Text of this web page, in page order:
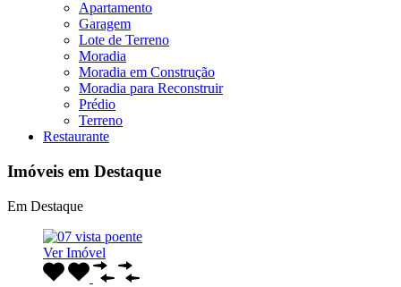
Apartamento
Garagem
Lote de Terreno
Moradia
Moradia em Construção
Moradia para Reconstruir
Prédio
Terreno
Restaurante
Imóveis em Destaque
Em Destaque
Ver Imóvel